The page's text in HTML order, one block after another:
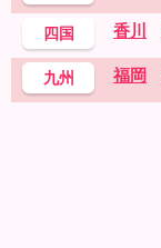
四国 香川
九州 福岡